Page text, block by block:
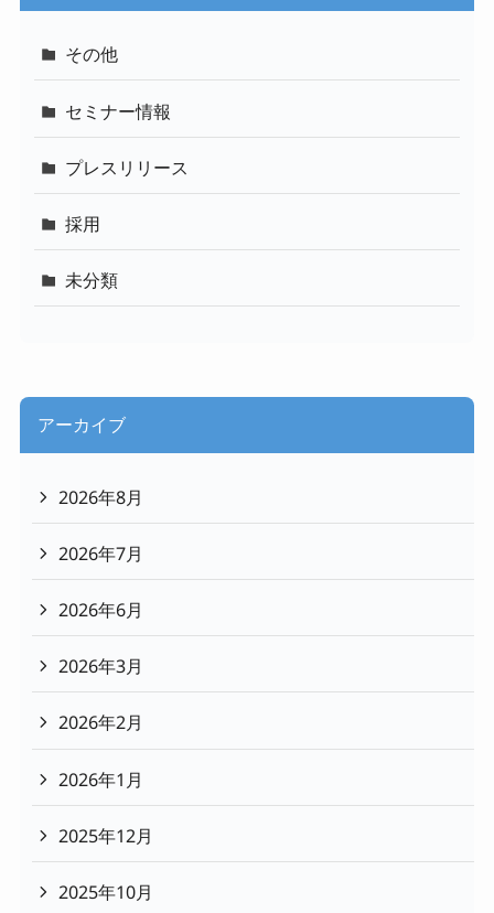
その他
セミナー情報
プレスリリース
採用
未分類
アーカイブ
2026年8月
2026年7月
2026年6月
2026年3月
2026年2月
2026年1月
2025年12月
2025年10月